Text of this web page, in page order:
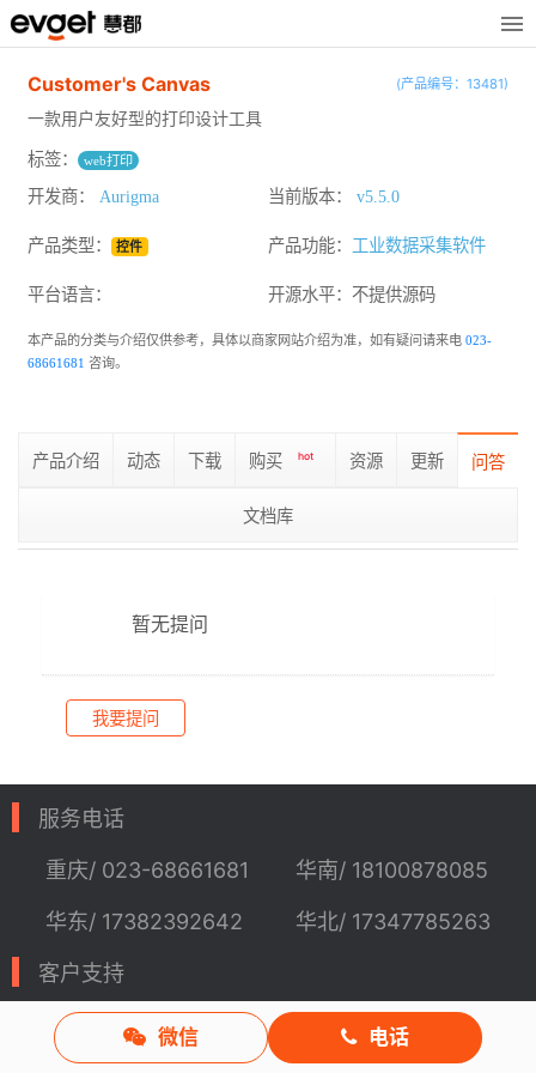
Customer's Canvas (产品编号：13481)
一款用户友好型的打印设计工具
标签： web打印
开发商： Aurigma 当前版本： v5.5.0
产品类型： 控件 产品功能： 工业数据采集软件
平台语言： 开源水平： 不提供源码
本产品的分类与介绍仅供参考，具体以商家网站介绍为准，如有疑问请来电 023-
68661681 咨询。
产品介绍 动态 下载 购买 hot 资源 更新 问答
文档库
暂无提问
我要提问
服务电话
重庆/ 023-68661681
华东/ 17382392642
华南/ 18100878085
华北/ 17347785263
客户支持
技术支持 咨询服务
微信 电话